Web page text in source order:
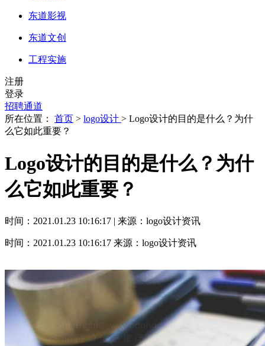
东道影视
东道文创
工程实施
注册
登录
招聘通道
所在位置： 首页 > logo设计 > Logo设计的目的是什么？为什
么它如此重要？
Logo设计的目的是什么？为什
么它如此重要？
时间：2021.01.23 10:16:17 | 来源：logo设计资讯
时间：2021.01.23 10:16:17 来源：logo设计资讯